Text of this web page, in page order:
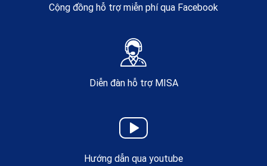
Cộng đồng hỗ trợ miễn phí qua Facebook
Diễn đàn hỗ trợ MISA
Hướng dẫn qua youtube